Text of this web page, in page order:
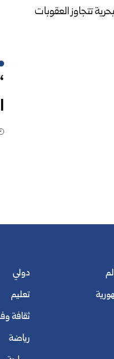
دولي
تعليم
ثقافة
رياضة